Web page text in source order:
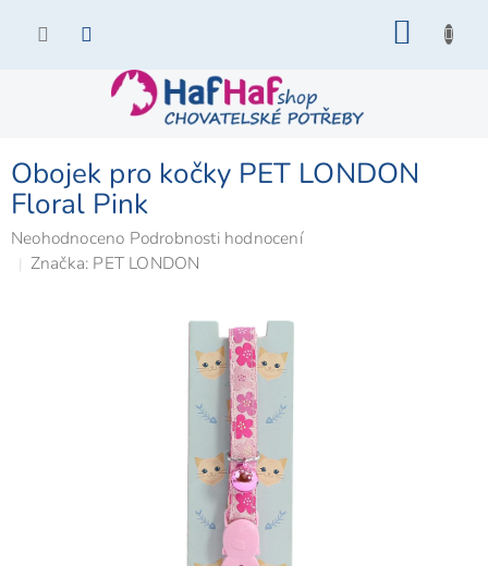
Obojek pro kočky PET LONDON
Floral Pink
Průměrné
hodnocení
Neohodnoceno Podrobnosti hodnocení
Značka: PET LONDON